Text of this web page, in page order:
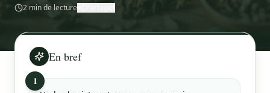
2 min de lecture
En bref
1